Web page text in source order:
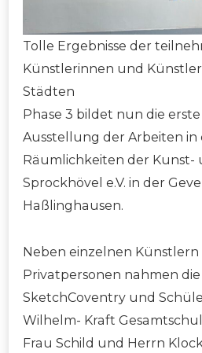
Tolle Ergebnisse der
Künstlerinnen und
Städten
Phase 3 bildet nun die
Ausstellung der Arbeiten in
Räumlichkeiten der
Sprockhövel e.V. in der
Haßlinghausen.
Neben einzelnen Künstlern
Privatpersonen nahmen
SketchCoventry und
Wilhelm- Kraft
Frau Schild und Herrn